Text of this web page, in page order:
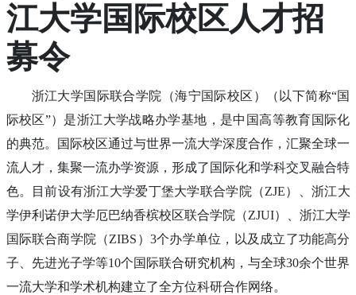
江大学国际校区人才招
募令
浙江大学国际联合学院（海宁国际校区）（以下简称“国
际校区”）是浙江大学战略办学基地，是中国高等教育国际化
的典范。国际校区通过与世界一流大学深度合作，汇聚全球一
流人才，集聚一流办学资源，形成了国际化和学科交叉融合特
色。目前设有浙江大学爱丁堡大学联合学院（ZJE）、浙江大
学伊利诺伊大学厄巴纳香槟校区联合学院（ZJUI）、浙江大学
国际联合商学院（ZIBS）3个办学单位，以及成立了功能高分
子、先进光子学等10个国际联合研究机构，与全球30余个世界
一流大学和学术机构建立了全方位科研合作网络。